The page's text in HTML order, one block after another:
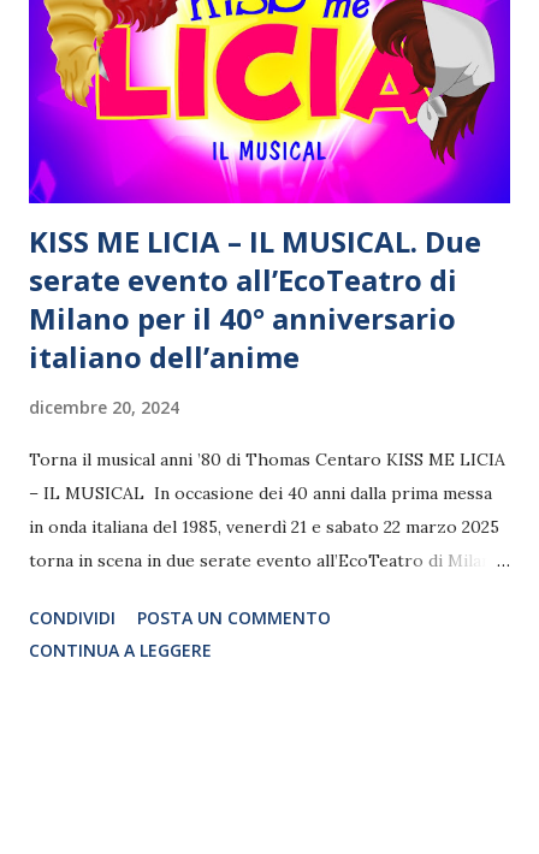
KISS ME LICIA – IL MUSICAL. Due
serate evento all’EcoTeatro di
Milano per il 40° anniversario
italiano dell’anime
dicembre 20, 2024
Torna il musical anni ’80 di Thomas Centaro KISS ME LICIA
– IL MUSICAL In occasione dei 40 anni dalla prima messa
in onda italiana del 1985, venerdì 21 e sabato 22 marzo 2025
torna in scena in due serate evento all’EcoTeatro di Milano
autore e regista Thomas Centaro sotto licenza ufficiale
concessa dal Giappone. Tratto dal manga Aishite Knight di
CONDIVIDI
POSTA UN COMMENTO
CONTINUA A LEGGERE